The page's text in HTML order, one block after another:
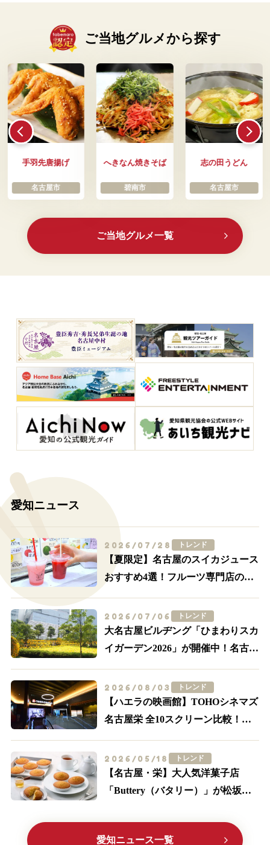
ご当地グルメから探す
手羽先唐揚げ
名古屋市
へきなん焼きそば
碧南市
志の田うどん
名古屋市
ご当地グルメ一覧
愛知ニュース
2026/07/28 トレンド
【夏限定】名古屋のスイカジュース
おすすめ4選！フルーツ専門店の一
2026/07/06 トレンド
大名古屋ビルヂング「ひまわりスカ
イガーデン2026」が開催中！名古屋
2026/08/03 トレンド
【ハエラの映画館】TOHOシネマズ
名古屋栄 全10スクリーン比較！
2026/05/18 トレンド
【名古屋・栄】大人気洋菓子店
「Buttery（バタリー）」が松坂屋
に大注目
愛知ニュース一覧